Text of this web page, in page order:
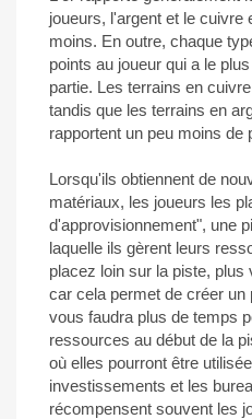
joueurs, l'argent et le cuivre
moins. En outre, chaque
points au joueur qui a le
partie. Les terrains en
tandis que les terrains en
rapportent un peu moins de
Lorsqu'ils obtiennent de
matériaux, les joueurs les
d'approvisionnement", une
laquelle ils gèrent leurs
placez loin sur la piste, plus
car cela permet de créer un
vous faudra plus de temps
ressources au début de la
où elles pourront être
investissements et les
récompensent souvent les